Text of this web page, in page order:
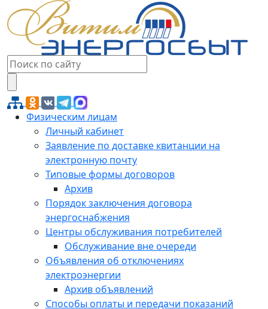
Физическим лицам
Личный кабинет
Заявление по доставке квитанции на
электронную почту
Типовые формы договоров
Архив
Порядок заключения договора
энергоснабжения
Центры обслуживания потребителей
Обслуживание вне очереди
Объявления об отключениях
электроэнергии
Архив объявлений
Способы оплаты и передачи показаний